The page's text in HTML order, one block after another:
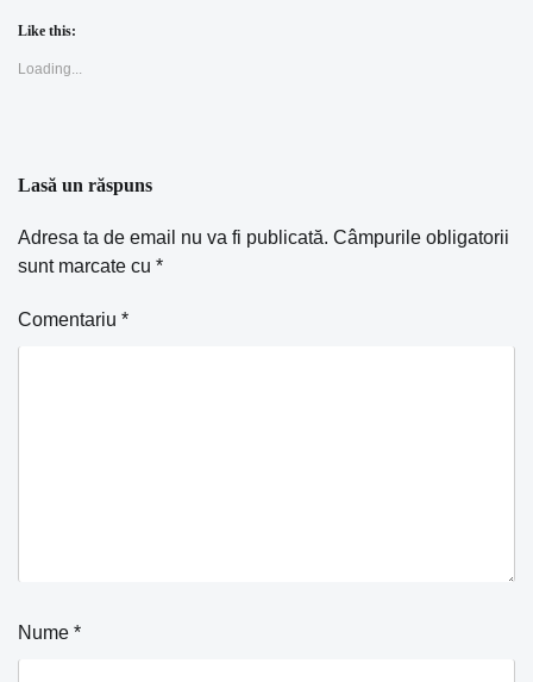
Like this:
Loading...
Lasă un răspuns
Adresa ta de email nu va fi publicată. Câmpurile obligatorii
sunt marcate cu *
Comentariu *
Nume *